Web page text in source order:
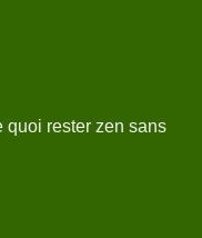
quoi rester zen sans